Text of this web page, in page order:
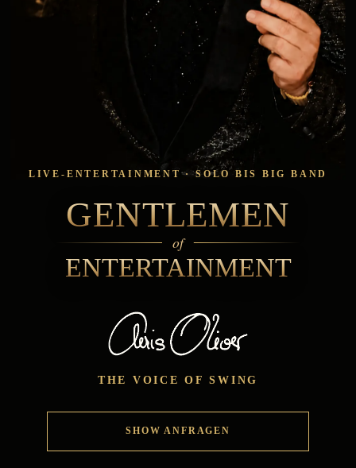
LIVE-ENTERTAINMENT · SOLO BIS BIG BAND
GENTLEMEN
of
ENTERTAINMENT
THE VOICE OF SWING
SHOW ANFRAGEN